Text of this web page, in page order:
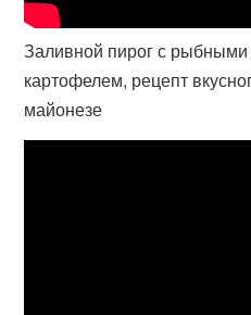
Заливной пирог с
картофелем, рецепт
майонезе